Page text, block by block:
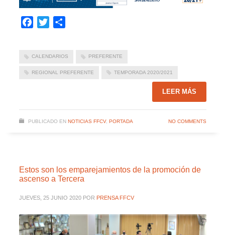
Facebook
Twitter
CALENDARIOS PREFERENTE
REGIONAL PREFERENTE TEMPORADA 2020/2021
LEER MÁS
PUBLICADO EN NOTICIAS FFCV, PORTADA NO COMMENTS
Estos son los emparejamientos de la promoción de
ascenso a Tercera
JUEVES, 25 JUNIO 2020 POR PRENSA FFCV